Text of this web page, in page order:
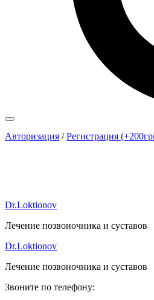
Авторизация /Регистрация
Dr.Loktionov
Лечение позвоночника и суставов
Dr.Loktionov
Лечение позвоночника и суставов
Звоните по телефону: